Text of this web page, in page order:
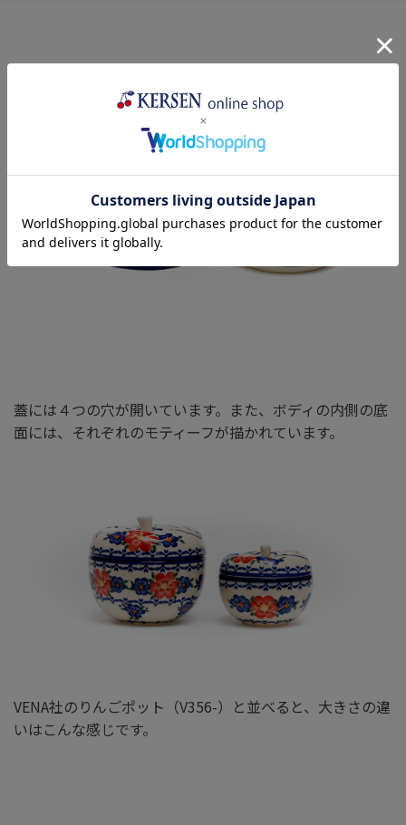
蓋には４つの穴が開いています。また、ボディの内側の底
面には、それぞれのモティーフが描かれています。
VENA社のりんごポット（V356-）と並べると、大きさの違
いはこんな感じです。